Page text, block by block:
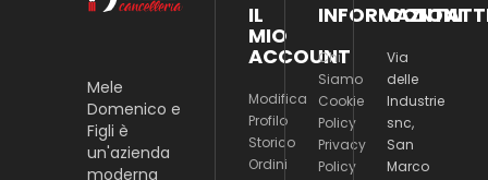
Mele
Domenico e
Figli è
un'azienda
moderna
IL
MIO
ACCOUNT
Modifica
Profilo
Storico
Ordini
INFORMAZIONI
Chi
Siamo
Cookie
Policy
Privacy
Policy
Via
delle
Industrie
snc,
San
Marco